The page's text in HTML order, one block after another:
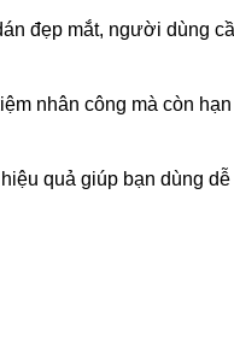
đẹp mắt, người dùng
nhân công mà còn
quả giúp bạn dùng dễ
Động Stronger MY-